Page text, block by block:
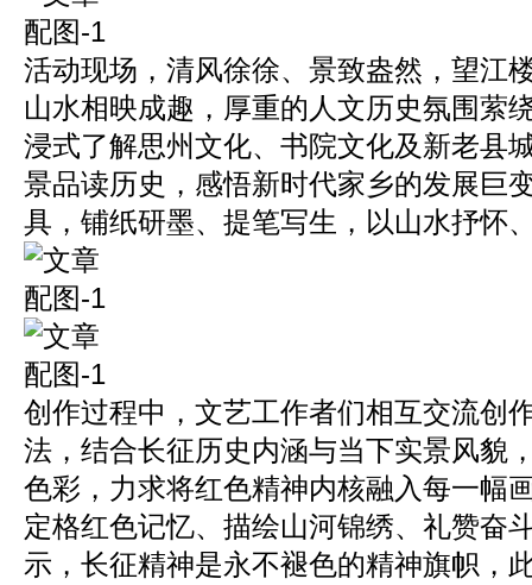
活动现场，清风徐徐、景致盎然，望江
山水相映成趣，厚重的人文历史氛围萦
浸式了解思州文化、书院文化及新老县
景品读历史，感悟新时代家乡的发展巨
具，铺纸研墨、提笔写生，以山水抒怀
创作过程中，文艺工作者们相互交流创
法，结合长征历史内涵与当下实景风貌
色彩，力求将红色精神内核融入每一幅
定格红色记忆、描绘山河锦绣、礼赞奋
示，长征精神是永不褪色的精神旗帜，